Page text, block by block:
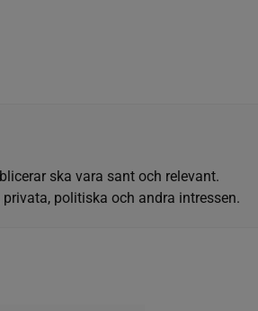
ska vara sant och relevant.
politiska och andra intressen.